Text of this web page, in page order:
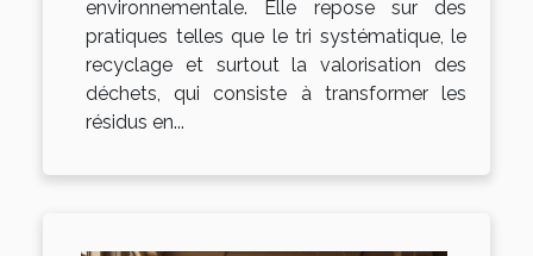
environnementale. Elle repose sur des
pratiques telles que le tri systématique, le
recyclage et surtout la valorisation des
déchets, qui consiste à transformer les
résidus en...